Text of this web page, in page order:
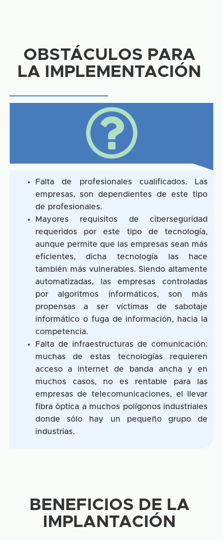
OBSTÁCULOS PARA
LA IMPLEMENTACIÓN
Falta de profesionales cualificados. Las
empresas, son dependientes de este tipo
de profesionales.
Mayores requisitos de ciberseguridad
requeridos por este tipo de tecnología,
aunque permite que las empresas sean más
eficientes, dicha tecnología las hace
también más vulnerables. Siendo altamente
automatizadas, las empresas controladas
por algoritmos informáticos, son más
propensas a ser víctimas de sabotaje
informático o fuga de información, hacia la
competencia.
Falta de infraestructuras de comunicación:
muchas de estas tecnologías requieren
acceso a internet de banda ancha y en
muchos casos, no es rentable para las
empresas de telecomunicaciones, el llevar
fibra óptica a muchos polígonos industriales
donde sólo hay un pequeño grupo de
industrias.
BENEFICIOS DE LA
IMPLANTACIÓN